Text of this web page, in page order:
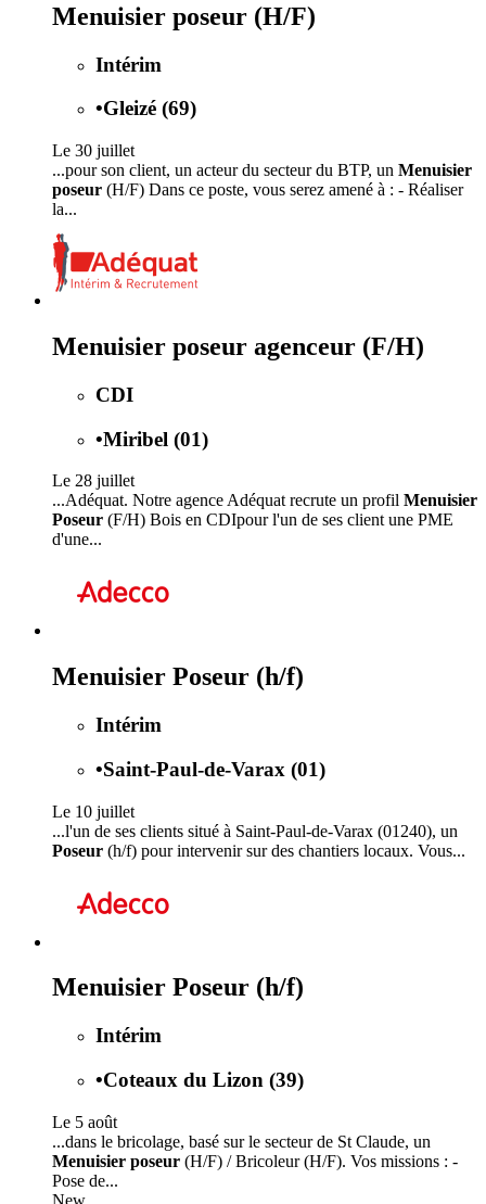
Menuisier poseur (H/F)
Intérim
•Gleizé (69)
Le 30 juillet
...pour son client, un acteur du secteur du BTP, un Menuisier
poseur (H/F) Dans ce poste, vous serez amené à : - Réaliser
la...
Menuisier poseur agenceur (F/H)
CDI
•Miribel (01)
Le 28 juillet
...Adéquat. Notre agence Adéquat recrute un profil Menuisier
Poseur (F/H) Bois en CDIpour l'un de ses client une PME
d'une...
Menuisier Poseur (h/f)
Intérim
•Saint-Paul-de-Varax (01)
Le 10 juillet
...l'un de ses clients situé à Saint-Paul-de-Varax (01240), un
Poseur (h/f) pour intervenir sur des chantiers locaux. Vous...
Menuisier Poseur (h/f)
Intérim
•Coteaux du Lizon (39)
Le 5 août
...dans le bricolage, basé sur le secteur de St Claude, un
Menuisier poseur (H/F) / Bricoleur (H/F). Vos missions : -
Pose de...
New